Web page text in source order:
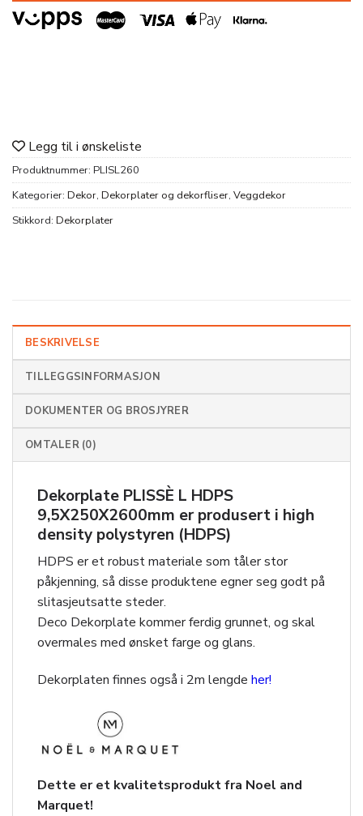
Legg til i ønskeliste
Produktnummer: PLISL260
Kategorier: Dekor, Dekorplater og dekorfliser, Veggdekor
Stikkord: Dekorplater
BESKRIVELSE
TILLEGGSINFORMASJON
DOKUMENTER OG BROSJYRER
OMTALER (0)
Dekorplate PLISSÈ L HDPS
9,5X250X2600mm er produsert i high
density polystyren (HDPS)
HDPS er et robust materiale som tåler stor
påkjenning, så disse produktene egner seg godt på
slitasjeutsatte steder.
Deco Dekorplate kommer ferdig grunnet, og skal
overmales med ønsket farge og glans.
Dekorplaten finnes også i 2m lengde her!
Dette er et kvalitetsprodukt fra Noel and
Marquet!